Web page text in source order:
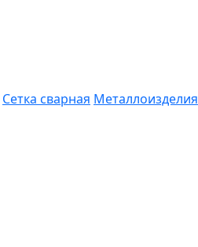
Сетка сварная Металлоизделия